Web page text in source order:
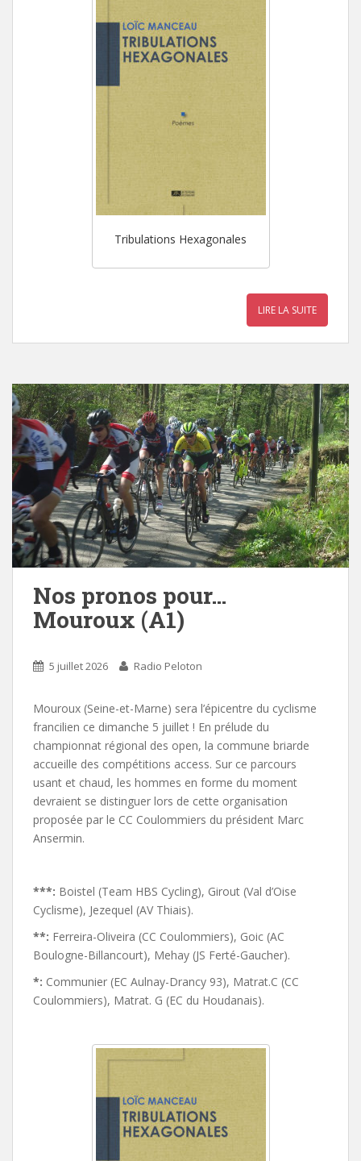
Tribulations Hexagonales
LIRE LA SUITE
Nos pronos pour…
Mouroux (A1)
5 juillet 2026 Radio Peloton
Mouroux (Seine-et-Marne) sera l’épicentre du cyclisme
francilien ce dimanche 5 juillet ! En prélude du
championnat régional des open, la commune briarde
accueille des compétitions access. Sur ce parcours
usant et chaud, les hommes en forme du moment
devraient se distinguer lors de cette organisation
proposée par le CC Coulommiers du président Marc
Ansermin.
***: Boistel (Team HBS Cycling), Girout (Val d’Oise
Cyclisme), Jezequel (AV Thiais).
**: Ferreira-Oliveira (CC Coulommiers), Goic (AC
Boulogne-Billancourt), Mehay (JS Ferté-Gaucher).
*: Communier (EC Aulnay-Drancy 93), Matrat.C (CC
Coulommiers), Matrat. G (EC du Houdanais).